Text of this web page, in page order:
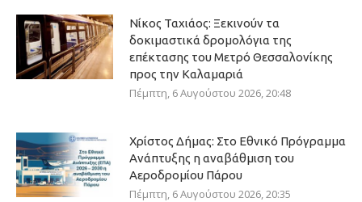
Νίκος Ταχιάος: Ξεκινούν τα
δοκιμαστικά δρομολόγια της
επέκτασης του Μετρό Θεσσαλονίκης
προς την Καλαμαριά
Πέμπτη, 6 Αυγούστου 2026, 20:48
Χρίστος Δήμας: Στο Εθνικό Πρόγραμμα
Ανάπτυξης η αναβάθμιση του
Αεροδρομίου Πάρου
Πέμπτη, 6 Αυγούστου 2026, 20:35